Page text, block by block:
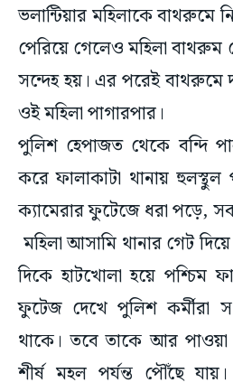
ভলান্টিয়ার মহিলাকে বাথরুমে
পেরিয়ে গেলেও মহিলা বাথরুম
সন্দেহ হয়। এর পরেই বাথরুমে
ওই মহিলা পাগারপার।
পুলিশ হেপাজত থেকে বন্দি
করে ফালাকাটা থানায় হুলস্থুল
ক্যামেরার ফুটেজে ধরা পড়ে,
মহিলা আসামি থানার গেট
দিকে হাটখোলা হয়ে পশ্চিম
ফুটেজ দেখে পুলিশ কর্মীরা
থাকে। তবে তাকে আর
শীর্ষ মহল পর্যন্ত পৌঁছে